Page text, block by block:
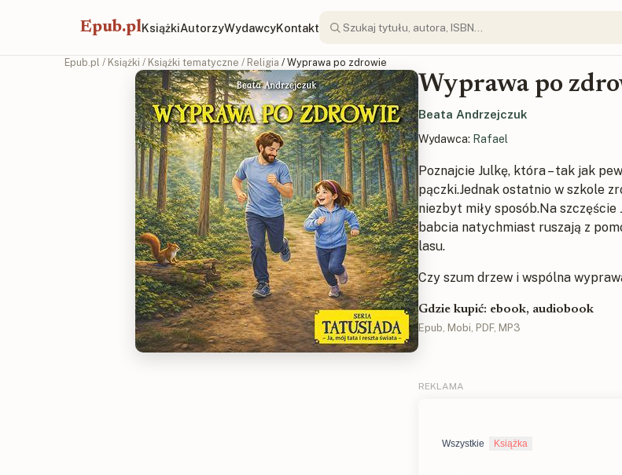
Epub.plKsiążkiAutorzyWydawcyKontakt
Epub.pl / Książki / Książki tematyczne / Religia / Wyprawa po zdrowie
Wyprawa po
Beata Andrzejczuk
Wydawca: Rafael
Poznajcie Julkę, która – tak jak
pączki.Jednak ostatnio w szkole
niezbyt miły sposób.Na szczęście
babcia natychmiast ruszają z
lasu.
Czy szum drzew i wspólna
Gdzie kupić: ebook, audiobook
Epub, Mobi, PDF, MP3